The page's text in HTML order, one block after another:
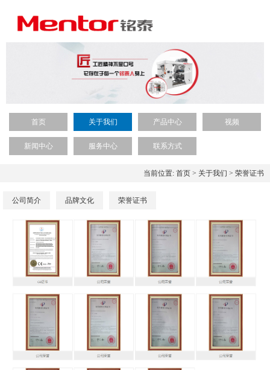
首页 关于我们 产品中心 视频
新闻中心 服务中心 联系方式
当前位置: 首页 > 关于我们 > 荣誉证书
公司简介 品牌文化 荣誉证书